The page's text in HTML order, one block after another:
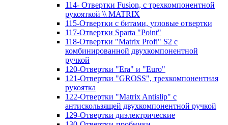
114- Отвертки Fusion, c трехкомпонентной
рукояткой \\ MATRIX
115-Отвертки с битами, угловые отвертки
117-Отвертки Sparta "Point"
118-Отвертки "Matrix Profi" S2 с
комбинированной двухкомпонентной
ручкой
120-Отвертки "Era" и "Euro"
121-Отвертки "GROSS", трехкомпонентная
рукоятка
122-Отвертки "Matrix Antislip" с
антискользящей двухкомпонентной ручкой
129-Отвертки диэлектрические